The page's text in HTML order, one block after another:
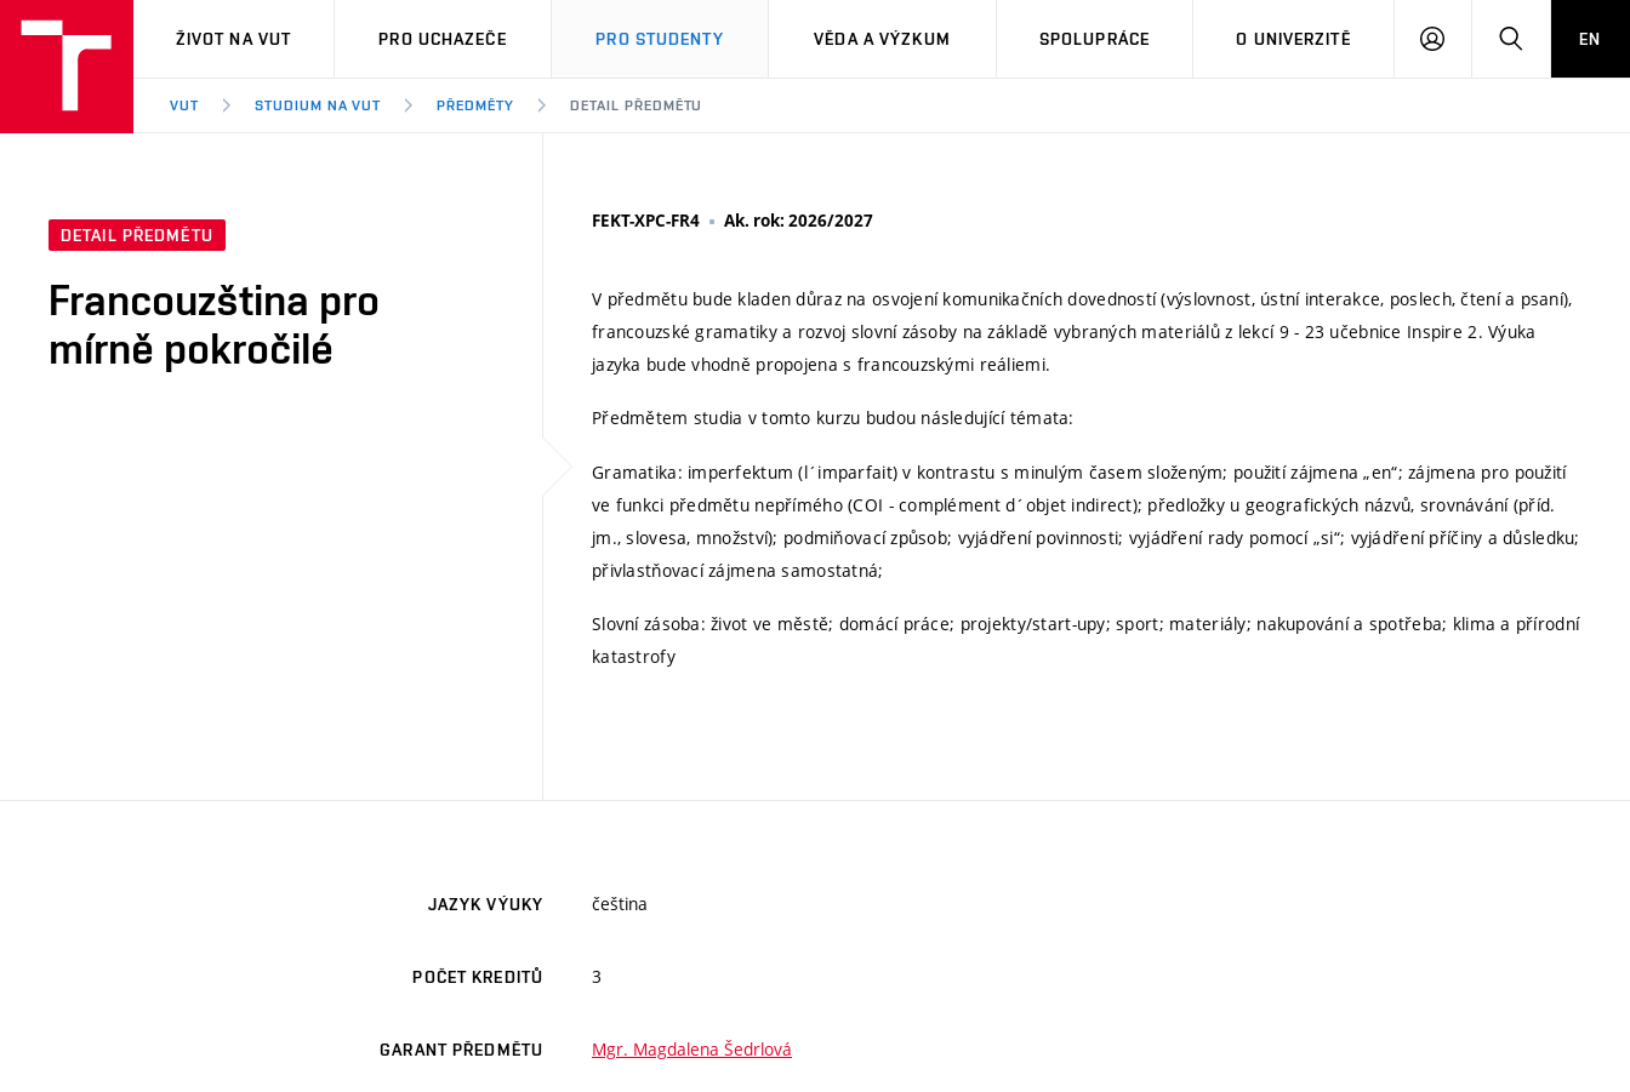
VUT
ŽIVOT NA VUT PRO UCHAZEČE PRO STUDENTY VĚDA A VÝZKUM SPOLUPRÁCE O UNIVERZITĚ
PŘIHLÁSIT HLEDATEN
VUT STUDIUM NA VUT PŘEDMĚTY DETAIL PŘEDMĚTU
DETAIL PŘEDMĚTU
Francouzština pro
mírně pokročilé
FEKT-XPC-FR4 Ak. rok: 2026/2027
V předmětu bude kladen důraz na osvojení komunikačních dovedností (výslovnost, ústní interakce, poslech, čtení a psaní),
francouzské gramatiky a rozvoj slovní zásoby na základě vybraných materiálů z lekcí 9 - 23 učebnice Inspire 2. Výuka
jazyka bude vhodně propojena s francouzskými reáliemi.
Předmětem studia v tomto kurzu budou následující témata:
Gramatika: imperfektum (l´imparfait) v kontrastu s minulým časem složeným; použití zájmena „en“; zájmena pro použití
ve funkci předmětu nepřímého (COI - complément d´objet indirect); předložky u geografických názvů, srovnávání (příd.
jm., slovesa, množství); podmiňovací způsob; vyjádření povinnosti; vyjádření rady pomocí „si“; vyjádření příčiny a důsledku;
přivlastňovací zájmena samostatná;
Slovní zásoba: život ve městě; domácí práce; projekty/start-upy; sport; materiály; nakupování a spotřeba; klima a přírodní
katastrofy
JAZYK VÝUKY čeština
POČET KREDITŮ 3
GARANT PŘEDMĚTU Mgr. Magdalena Šedrlová